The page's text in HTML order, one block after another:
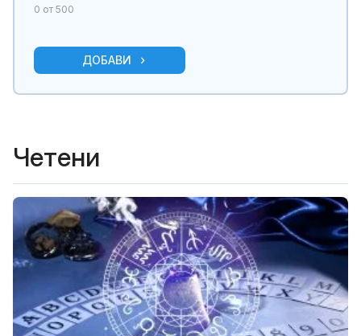
0 от 500
ДОБАВИ
Четени